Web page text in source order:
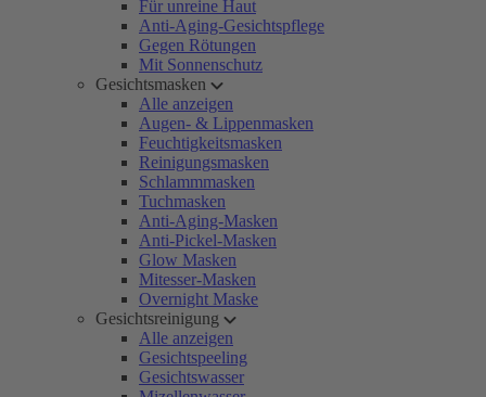
Für unreine Haut
Anti-Aging-Gesichtspflege
Gegen Rötungen
Mit Sonnenschutz
Gesichtsmasken
Alle anzeigen
Augen- & Lippenmasken
Feuchtigkeitsmasken
Reinigungsmasken
Schlammmasken
Tuchmasken
Anti-Aging-Masken
Anti-Pickel-Masken
Glow Masken
Mitesser-Masken
Overnight Maske
Gesichtsreinigung
Alle anzeigen
Gesichtspeeling
Gesichtswasser